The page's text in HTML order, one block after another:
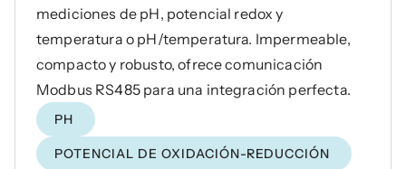
mediciones de pH, potencial redox y
temperatura o pH/temperatura. Impermeable,
compacto y robusto, ofrece comunicación
Modbus RS485 para una integración perfecta.
PH
POTENCIAL DE OXIDACIÓN-REDUCCIÓN